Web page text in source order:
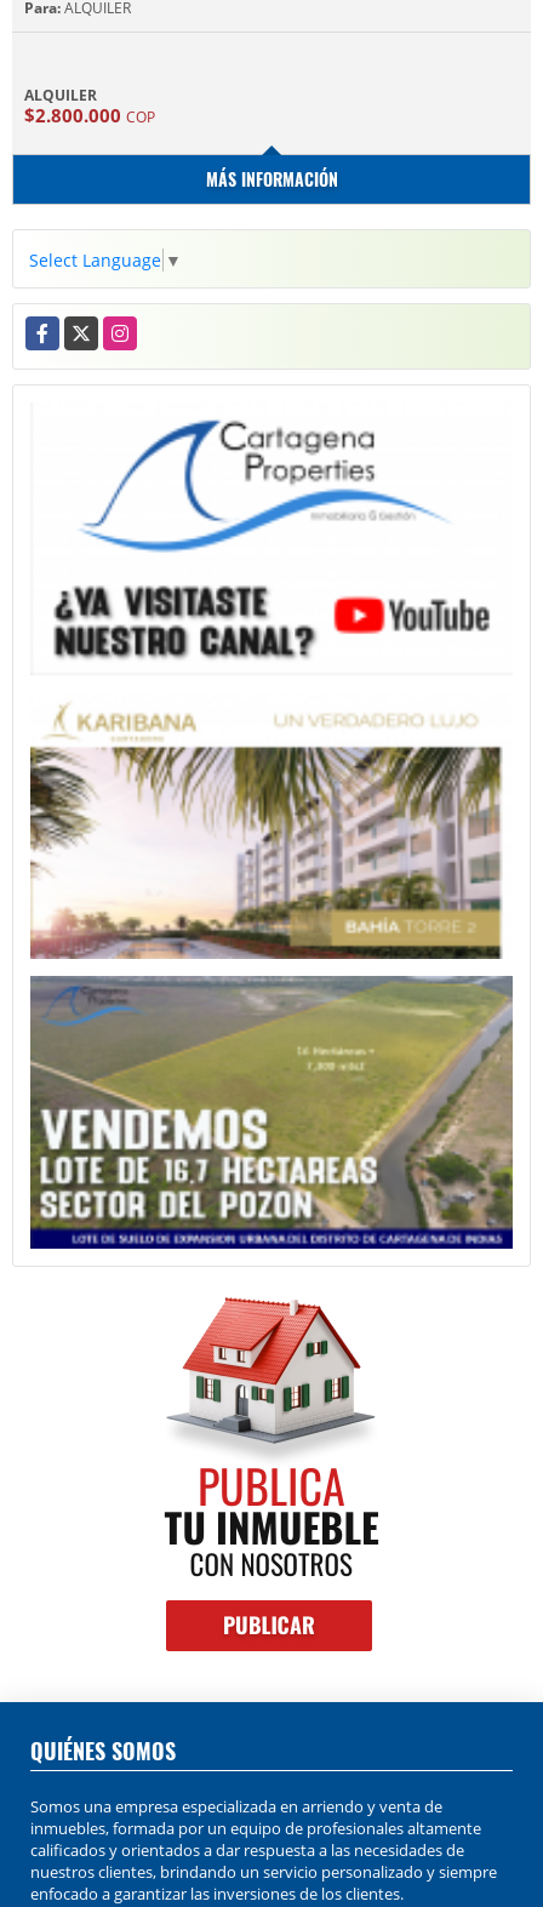
Para:ALQUILER
ALQUILER
$2.800.000 COP
MÁS INFORMACIÓN
Select Language ▼
Facebook
X Instagram
QUIÉNES SOMOS
Somos una empresa especializada en arriendo y venta de
inmuebles, formada por un equipo de profesionales altamente
calificados y orientados a dar respuesta a las necesidades de
nuestros clientes, brindando un servicio personalizado y siempre
enfocado a garantizar las inversiones de los clientes.